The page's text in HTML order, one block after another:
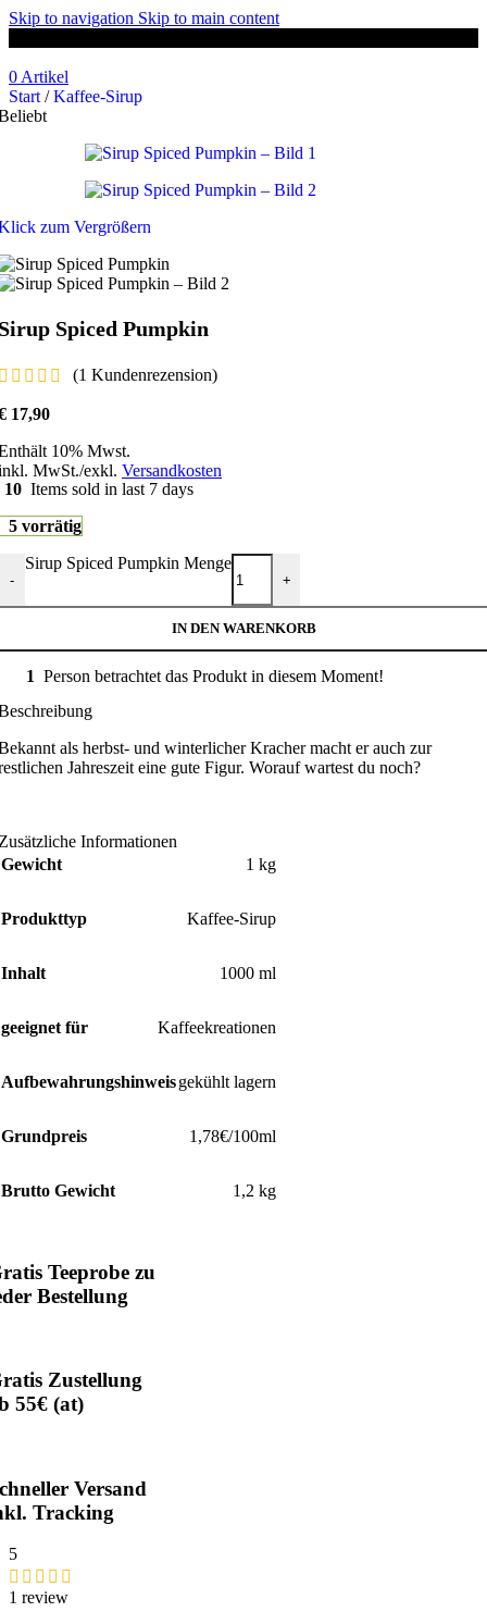
Skip to navigation Skip to main content
0 Artikel
Start / Kaffee-Sirup
zum Vergrößern
Spiced Pumpkin
(1 Kundenrezension)
17,90
10% Mwst.
MwSt./exkl. Versandkosten
10 Items sold in last 7 days
5 vorrätig
-
Sirup Spiced Pumpkin Menge
+
IN DEN WARENKORB
1 Person betrachtet das Produkt in diesem Moment!
als herbst- und winterlicher Kracher macht er auch zur
Jahreszeit eine gute Figur. Worauf wartest du noch?
Informationen
Gewicht
1 kg
Produkttyp Kaffee-Sirup
Inhalt 1000 ml
geeignet für Kaffeekreationen
Aufbewahrungshinweisgekühlt lagern
Grundpreis 1,78€/100ml
Brutto Gewicht 1,2 kg
Teeprobe zu
Bestellung
Zustellung
55€ (at)
Versand
Tracking
5
1 review